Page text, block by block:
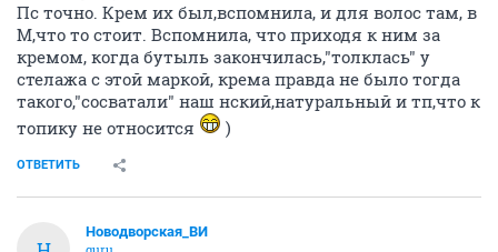
Пс точно. Крем их был,вспомнила, и для волос там, в
М,что то стоит. Вспомнила, что приходя к ним за
кремом, когда бутыль закончилась,"толклась" у
стелажа с этой маркой, крема правда не было тогда
такого,"сосватали" наш нский,натуральный и тп,что к
топику не относится
)
ОТВЕТИТЬ
Новодворcкая_ВИ